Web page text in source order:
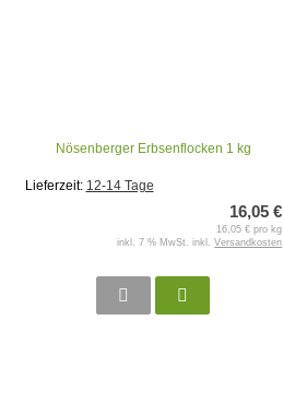
Nösenberger Erbsenflocken 1 kg
Lieferzeit: 12-14 Tage
16,05 €
16,05 € pro kg
inkl. 7 % MwSt. inkl.Versandkosten